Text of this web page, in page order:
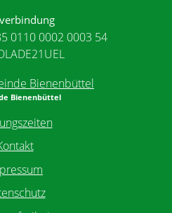
0110 0002 0003 54
Bienenbüttel